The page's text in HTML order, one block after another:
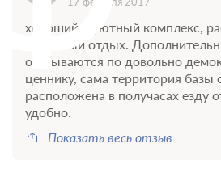
хороший и уютный комплекс,
семейный отдых.
оказываются по довольно
ценнику, сама территория базы
расположена в получасах езду
удобно.
Показать весь отзыв